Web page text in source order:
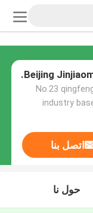
Beijing
No.23
industry
اتصل بنا
حول نا